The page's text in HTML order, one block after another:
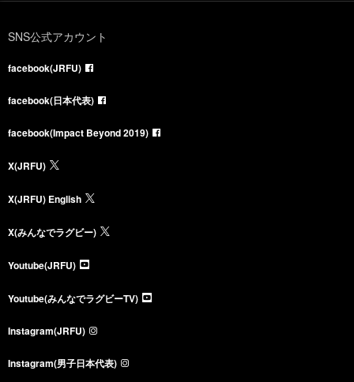
SNS公式アカウント
facebook(JRFU)
facebook(日本代表)
facebook(Impact Beyond 2019)
X(JRFU)
X(JRFU) English
X(みんなでラグビー)
Youtube(JRFU)
Youtube(みんなでラグビーTV)
Instagram(JRFU)
Instagram(男子日本代表)